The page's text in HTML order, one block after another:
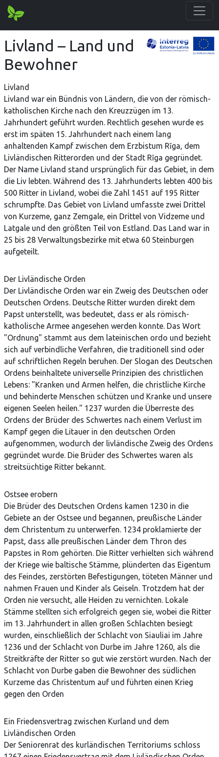
Livland – Land und
Bewohner
Livland
Livland war ein Bündnis von Ländern, die von der römisch-
katholischen Kirche nach den Kreuzzügen im 13.
Jahrhundert geführt wurden. Rechtlich gesehen wurde es
erst im späten 15. Jahrhundert nach einem lang
anhaltenden Kampf zwischen dem Erzbistum Rīga, dem
Livländischen Ritterorden und der Stadt Rīga gegründet.
Der Name Livland stand ursprünglich für das Gebiet, in dem
die Liv lebten. Während des 13. Jahrhunderts lebten 400 bis
500 Ritter in Livland, wobei die Zahl 1451 auf 195 Ritter
schrumpfte. Das Gebiet von Livland umfasste zwei Drittel
von Kurzeme, ganz Zemgale, ein Drittel von Vidzeme und
Latgale und den größten Teil von Estland. Das Land war in
25 bis 28 Verwaltungsbezirke mit etwa 60 Steinburgen
aufgeteilt.
Der Livländische Orden
Der Livländische Orden war ein Zweig des Deutschen oder
Deutschen Ordens. Deutsche Ritter wurden direkt dem
Papst unterstellt, was bedeutet, dass er als römisch-
katholische Armee angesehen werden konnte. Das Wort
"Ordnung" stammt aus dem lateinischen ordo und bezieht
sich auf verbindliche Verfahren, die traditionell sind oder
auf schriftlichen Regeln beruhen. Der Slogan des Deutschen
Ordens beinhaltete universelle Prinzipien des christlichen
Lebens: "Kranken und Armen helfen, die christliche Kirche
und behinderte Menschen schützen und Kranke und unsere
eigenen Seelen heilen." 1237 wurden die Überreste des
Ordens der Brüder des Schwertes nach einem Verlust im
Kampf gegen die Litauer in den deutschen Orden
aufgenommen, wodurch der livländische Zweig des Ordens
gegründet wurde. Die Brüder des Schwertes waren als
streitsüchtige Ritter bekannt.
Ostsee erobern
Die Brüder des Deutschen Ordens kamen 1230 in die
Gebiete an der Ostsee und begannen, preußische Länder
dem Christentum zu unterwerfen. 1234 proklamierte der
Papst, dass alle preußischen Länder dem Thron des
Papstes in Rom gehörten. Die Ritter verhielten sich während
der Kriege wie baltische Stämme, plünderten das Eigentum
des Feindes, zerstörten Befestigungen, töteten Männer und
nahmen Frauen und Kinder als Geiseln. Trotzdem hat der
Orden nie versucht, alle Heiden zu vernichten. Lokale
Stämme stellten sich erfolgreich gegen sie, wobei die Ritter
im 13. Jahrhundert in allen großen Schlachten besiegt
wurden, einschließlich der Schlacht von Siauliai im Jahre
1236 und der Schlacht von Durbe im Jahre 1260, als die
Streitkräfte der Ritter so gut wie zerstört wurden. Nach der
Schlacht von Durbe gaben die Bewohner des südlichen
Kurzeme das Christentum auf und führten einen Krieg
gegen den Orden
Ein Friedensvertrag zwischen Kurland und dem
Livländischen Orden
Der Seniorenrat des kurländischen Territoriums schloss